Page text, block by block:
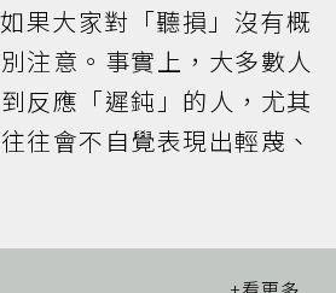
果大家對「聽損」沒有概
注意。事實上，大多數人
反應「遲鈍」的人，尤其
往會不自覺表現出輕蔑、